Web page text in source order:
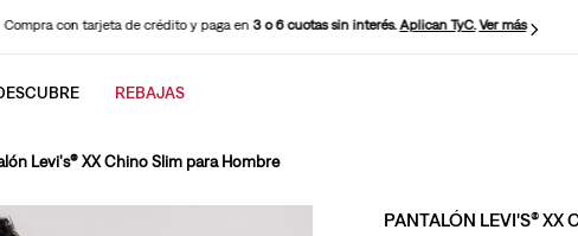
Compra con tarjeta de crédito y paga en3 o 6 cuotas sin interés. Aplican TyC. Ver más
REBAJAS
Levi's® XX Chino Slim para Hombre
PANTALÓN LEVI'S® XX